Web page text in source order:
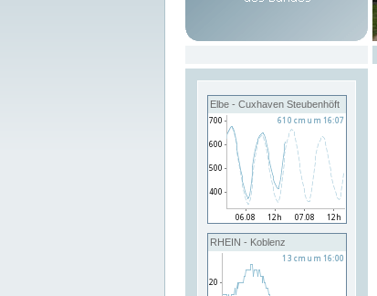
Elbe - Cuxhaven Steubenhöft
RHEIN - Koblenz